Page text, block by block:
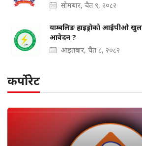
सोमबार, चैत ९, २०८२
याम्बलिङ हाइड्रोको आईपीओ
आवेदन ?
आइतबार, चैत ८, २०८२
कर्पोरेट